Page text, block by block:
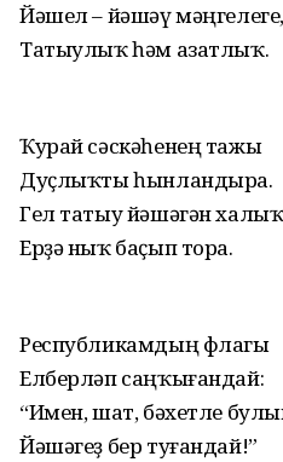
Йәшел – йәшәү мәңгелеге,
Татыулыҡ һәм азатлыҡ.
Ҡурай сәскәһенең тажы
Дуҫлыҡты һынландыра.
Гел татыу йәшәгән халыҡ
Ерҙә ныҡ баҫып тора.
Республикамдың флагы
Елберләп саңҡығандай:
“Имен, шат, бәхетле
Йәшәгеҙ бер туғандай!”